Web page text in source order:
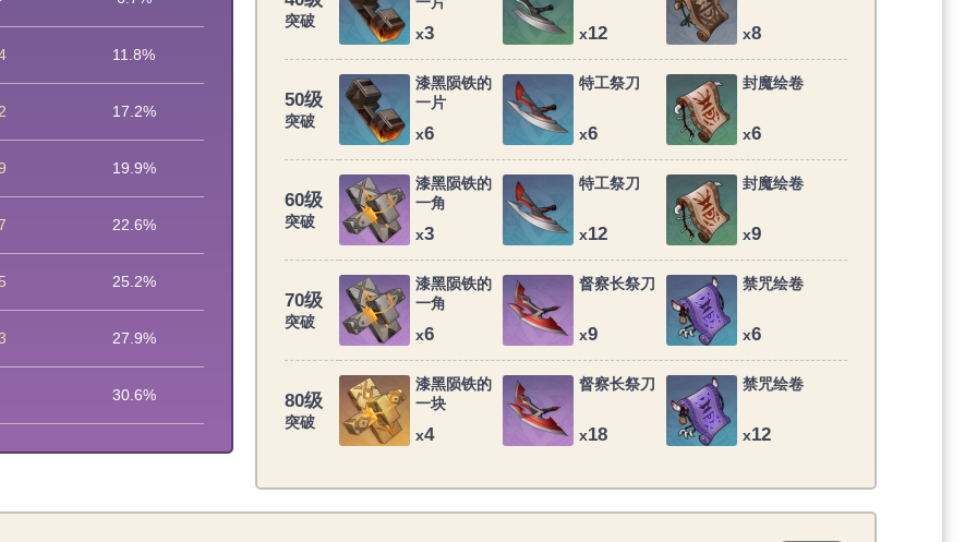
11.8%
17.2%
19.9%
22.6%
25.2%
27.9%
30.6%
突破
x3 x12 x8
50级
突破
漆黑陨铁的
一片
x6
特工祭刀
x6
封魔绘卷
x6
60级
突破
漆黑陨铁的
一角
x3
特工祭刀
x12
封魔绘卷
x9
70级
突破
漆黑陨铁的
一角
x6
督察长祭刀
x9
禁咒绘卷
x6
80级
突破
漆黑陨铁的
一块
x4
督察长祭刀
x18
禁咒绘卷
x12